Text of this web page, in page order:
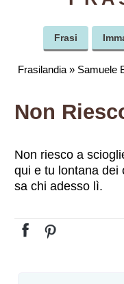
Frasi
Frasilandia » Samuele
Non riesco a
qui e tu lontana dei
sa chi adesso lì.